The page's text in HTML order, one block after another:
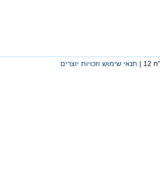
תנאי שימוש וזכויות יוצרים